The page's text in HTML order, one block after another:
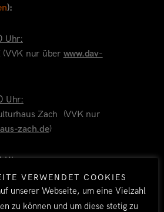
):
Uhr:
(VVK nur über www.dav-
Uhr:
Zach (VVK nur
zach.de)
Uhr:
nur überwww.abenteuer-
VERWENDET COOKIES
unserer Webseite, um eine Vielzahl
zu können und um diese stetig zu